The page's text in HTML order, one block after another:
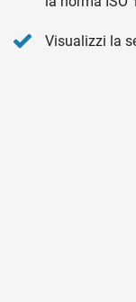
Visualizzi la